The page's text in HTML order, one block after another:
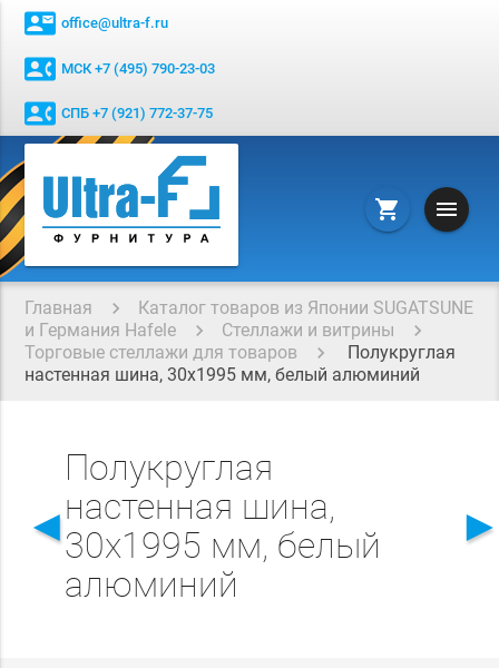
contact_mail office@ultra-f.ru
contact_phone МСК +7 (495) 790-23-03
contact_phone СПБ +7 (921) 772-37-75
shopping_cart menu
Главная
Каталог товаров из Японии SUGATSUNE
и Германия Hafele
Стеллажи и витрины
Торговые стеллажи для товаров
Полукруглая
настенная шина, 30х1995 мм, белый алюминий
◄
Полукруглая
настенная шина,
30х1995 мм, белый
алюминий